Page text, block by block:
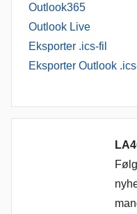
Outlook365
Outlook Live
Eksporter .ics-fil
Eksporter Outlook